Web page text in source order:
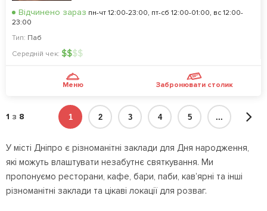
Відчинено зараз пн-чт 12:00-23:00, пт-сб 12:00-01:00, вс 12:00-
23:00
Тип: Паб
Середній чек: $$$$
Меню Забронювати столик
1 з 8 1 2 3 4 5 ...
У місті Дніпро є різноманітні заклади для Дня народження,
які можуть влаштувати незабутнє святкування. Ми
пропонуємо ресторани, кафе, бари, паби, кав’ярні та інші
різноманітні заклади та цікаві локації для розваг.